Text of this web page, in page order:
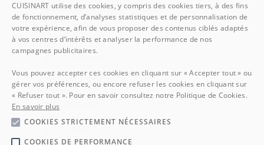
SERVICE CONSOMMATEURS
LIVRAISON
RETOURS
PRÉPARATION CULINAIRE
CUISSON
PETIT-DÉJEUNER
CAFÉ
DUTCH
FRENCH
CUISINART utilise des cookies, y compris des cookies tiers, à des fins
de fonctionnement, d’analyses statistiques et de personnalisation de
votre expérience, afin de vous proposer des contenus ciblés adaptés
à vos centres d’intérêts et analyser la performance de nos
campagnes publicitaires.
Vous pouvez accepter ces cookies en cliquant sur « Accepter tout » ou
gérer vos préférences, ou encore refuser les cookies en cliquant sur
« Refuser tout ». Pour en savoir consultez notre Politique de Cookies.
En savoir plus
COOKIES STRICTEMENT NÉCESSAIRES
COOKIES DE PERFORMANCE